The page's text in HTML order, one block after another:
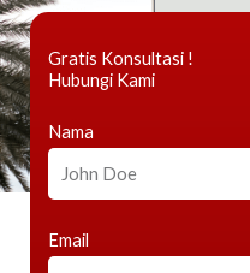
Gratis Konsultasi !
Hubungi Kami
Nama
Email